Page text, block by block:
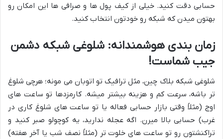
حسابی دقت کنید. خیلی از کیف پول ها و صرافی ها این امکان رو
بهتون میدن که شبکه رو خودتون انتخاب کنید.
زمان بندی هوشمندانه: شلوغی شبکه دشمن
جیب شماست!
شلوغی شبکه بلاک چین، مثل ترافیک تو اتوبان می مونه؛ هرچی شلوغ
تر باشه، سرعت کم و هزینه بیشتر میشه. کارمزدها تو ساعت های
اوج (مثلاً وقتی بازار حسابی فعاله یا تو ساعت های شلوغ کاری در
غرب) حسابی بالا میرن. اگه عجله ندارید، یه کوچولو صبر کنید و
تراکنشتون رو تو ساعت های خلوت تر (مثلاً نصف شب یا آخر هفته)